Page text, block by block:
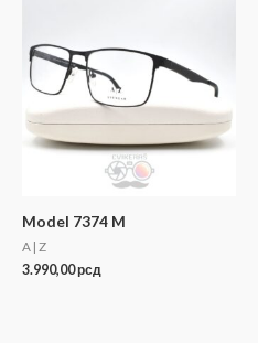
Model 7374 M
A | Z
3.990,00рсд